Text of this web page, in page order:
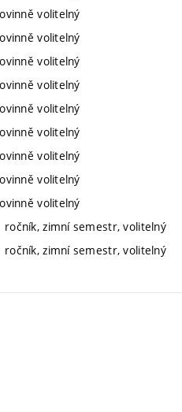
volitelný
volitelný
volitelný
volitelný
volitelný
volitelný
volitelný
volitelný
volitelný
ročník, zimní semestr, volitelný
ročník, zimní semestr, volitelný